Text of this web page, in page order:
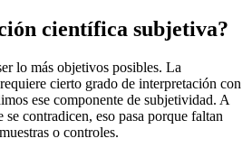
científica subjetiva?
lo más objetivos posibles. La
cierto grado de interpretación con
ese componente de subjetividad. A
se contradicen, eso pasa porque faltan
o controles.